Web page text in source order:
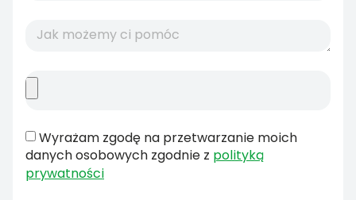
Wyrażam zgodę na przetwarzanie moich
danych osobowych zgodnie z polityką
prywatności